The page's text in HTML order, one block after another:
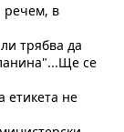
речем, в
трябва да
се
етикета не